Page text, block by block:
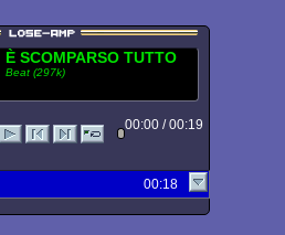
È SCOMPARSO TUTTO
Beat (297k)
00:00 / 00:19
00:18